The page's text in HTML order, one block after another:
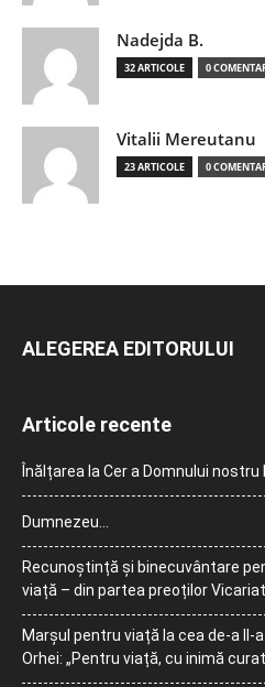
Nadejda B.
32 ARTICOLE 0
Vitalii Mereutanu
23 ARTICOLE 0
ALEGEREA EDITORULUI
Articole recente
Înălțarea la Cer a Domnului
Dumnezeu…
Recunoștință și binecuvântare
viață – din partea preoților
Marșul pentru viață la cea de-a II-
Orhei: „Pentru viață, cu inimă